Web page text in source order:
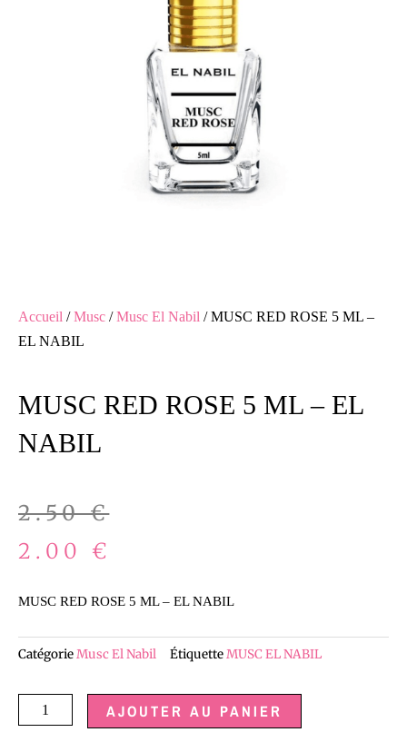
Accueil /Musc /Musc El Nabil / MUSC RED ROSE 5 ML –
EL NABIL
MUSC RED ROSE 5 ML – EL
NABIL
2.50€
Le
prix
2.50 €.
2.00 €
Le
prix
2.00 €.
MUSC RED ROSE 5 ML – EL NABIL
CatégorieMusc El Nabil ÉtiquetteMUSC EL NABIL
quantité
AJOUTER AU PANIER